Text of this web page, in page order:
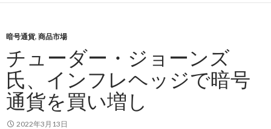
暗号通貨, 商品市場
チューダー・ジョーンズ
氏、インフレヘッジで暗号
通貨を買い増し
2022年3月13日